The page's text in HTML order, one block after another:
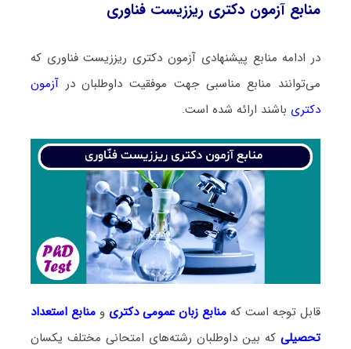
منابع آزمون دکتری ریززیست فناوری
در ادامه منابع پیشنهادی آزمون دکتری ریززیست فناوری که
می‌توانند منابع مناسبی جهت موفقیت داوطلبان درآزمون
دکتری باشند ارائه شده است.
قابل توجه است که منابع زبان عمومی دکتری و منابع استعداد
تحصیلیکه بین داوطلبان رشته‌های امتحانی مختلف یکسان